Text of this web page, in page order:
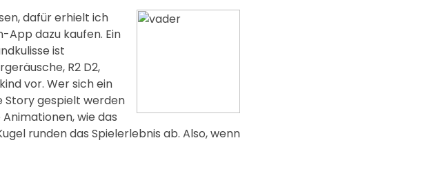
dafür erhielt ich
App dazu kaufen. Ein
ist
R2 D2,
vor. Wer sich ein
Story gespielt werden
wie das
runden das Spielerlebnis ab. Also, wenn